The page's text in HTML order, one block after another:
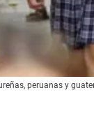
peruanas y